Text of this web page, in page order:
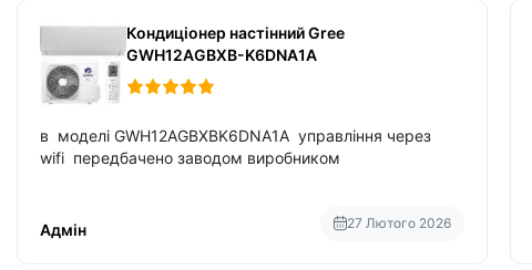
Кондиціонер настінний Gree
GWH12AGBXB-K6DNA1A
в моделі GWH12AGBXBK6DNA1A управління через
wifi передбачено заводом виробником
Адмін 27 Лютого 2026